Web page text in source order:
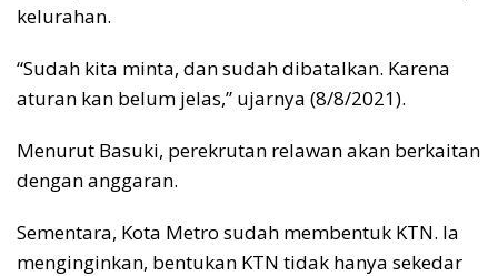
kelurahan.
“Sudah kita minta, dan sudah dibatalkan. Karena
aturan kan belum jelas,” ujarnya (8/8/2021).
Menurut Basuki, perekrutan relawan akan berkaitan
dengan anggaran.
Sementara, Kota Metro sudah membentuk KTN. Ia
menginginkan, bentukan KTN tidak hanya sekedar